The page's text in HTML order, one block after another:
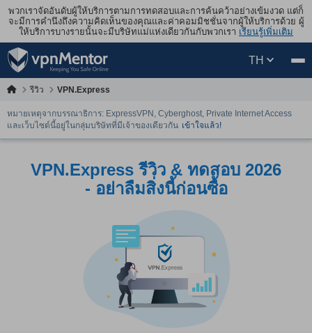
พวกเราจัดอันดับผู้ให้บริการตามการทดสอบและการค้นคว้าอย่างเข้มงวด แต่ก็
จะมีการคำนึงถึงความคิดเห็นของคุณและค่าคอมมิชชั่นจากผู้ให้บริการด้วย ผู้
ให้บริการบางรายนั้นจะมีบริษัทแม่แห่งเดียวกันกับพวกเรา เรียนรู้เพิ่มเติม
TH
รีวิว VPN.Express
หมายเหตุจากบรรณาธิการ: ExpressVPN, Cyberghost, Private Internet Access
และเว็บไซต์นี้อยู่ในกลุ่มบริษัทที่มีเจ้าของเดียวกัน เข้าใจแล้ว!
VPN.Express รีวิว & ทดสอบ 2026
- อย่าลืมสิ่งนี้ก่อนซื้อ